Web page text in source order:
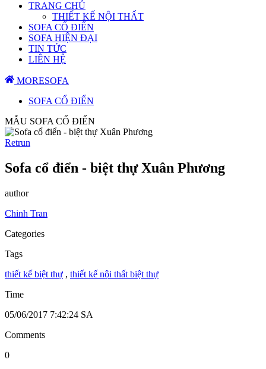
TRANG CHỦ
THIẾT KẾ NỘI THẤT
SOFA CỔ ĐIỂN
SOFA HIỆN ĐẠI
TIN TỨC
LIÊN HỆ
MORESOFA
SOFA CỔ ĐIỂN
MẪU SOFA CỔ ĐIỂN
Retrun
Sofa cổ điển - biệt thự Xuân Phương
author
Chinh Tran
Categories
Tags
thiết kế biệt thự , thiết kế nội thất biệt thự
Time
05/06/2017 7:42:24 SA
Comments
0